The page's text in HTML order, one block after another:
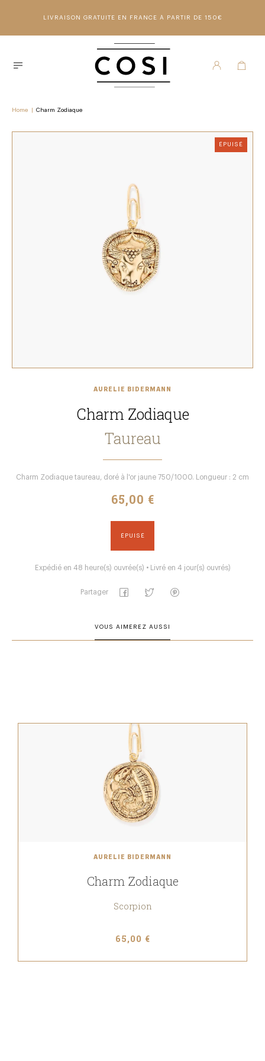
LIVRAISON GRATUITE EN FRANCE À PARTIR DE 150€
Home Charm Zodiaque
ÉPUISÉ
AURÉLIE BIDERMANN
Charm Zodiaque
Taureau
Charm Zodiaque taureau, doré à l'or jaune 750/1000. Longueur : 2 cm
65,00 €
ÉPUISÉ
Expédié en 48 heure(s) ouvrée(s) • Livré en 4 jour(s) ouvrés)
Partager
VOUS AIMEREZ AUSSI
AURÉLIE BIDERMANN
Charm Zodiaque
Scorpion
65,00 €